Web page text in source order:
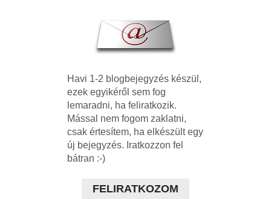
Havi 1-2 blogbejegyzés készül,
ezek egyikéről sem fog
lemaradni, ha feliratkozik.
Mással nem fogom zaklatni,
csak értesítem, ha elkészült egy
új bejegyzés. Iratkozzon fel
bátran :-)
FELIRATKOZOM